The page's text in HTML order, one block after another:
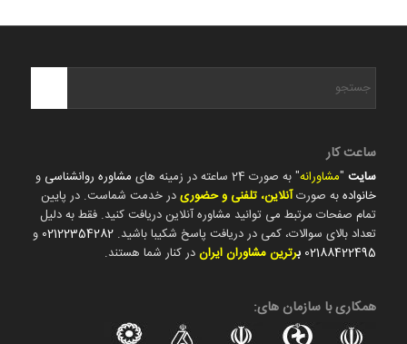
ساعت کار
سایت"مشاورانه" به صورت 24 ساعته در زمینه های مشاوره روانشناسی و
خانوادهبه صورتآنلاین، تلفنی و حضوریدر خدمت شماست. در پایین
تمام صفحات مرتبط می توانید مشاوره آنلاین دریافت کنید. فقط به دلیل
تعداد بالای سوالات، کمی در دریافت پاسخ شکیبا باشید. 02122354282 و
02188422495 برترین مشاوران ایراندر کنار شما هستند.
همکاری با سازمان های: